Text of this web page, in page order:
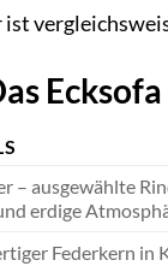
ist
– ausgewählte
erdige
Federkern in